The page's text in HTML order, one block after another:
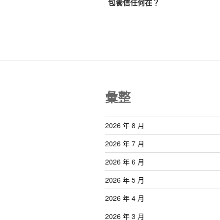
導
包養信任何在？
彙整
2026 年 8 月
2026 年 7 月
2026 年 6 月
2026 年 5 月
2026 年 4 月
2026 年 3 月